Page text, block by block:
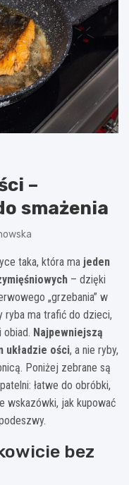
–
smażenia
taka, która ma jeden
– dzięki
„grzebania” w
ryba ma trafić do dzieci,
Najpewniejszą
układzie ości, a nie ryby,
Poniżej zebrane są
łatwe do obróbki,
wskazówki, jak kupować
bez